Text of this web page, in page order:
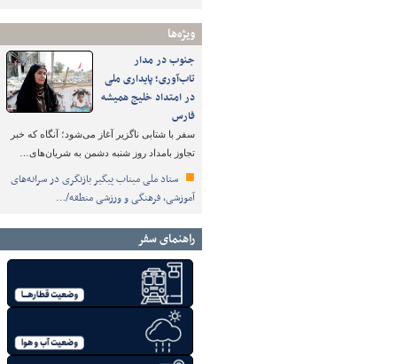
ویژه‌ها
جنوب در مدار
تاب‌آوری؛ پایداری ملی
در امتداد خلیج همیشه
فارس
سفر با شتابی ناگزیر آغاز می‌شود؛ آنگاه که خبر
تجاوز بامداد روز شنبه دشمن به شریان‌های…
ستاد ملی میناب پیگیر بازنگری در سرانه‌های
آموزشی، فرهنگی و ورزشی منطقه/…
راهنمای سفر